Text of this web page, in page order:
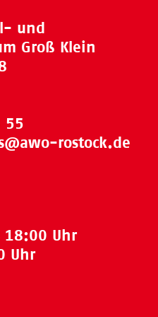
und
Groß Klein
55
rostock.de
18:00 Uhr
Uhr